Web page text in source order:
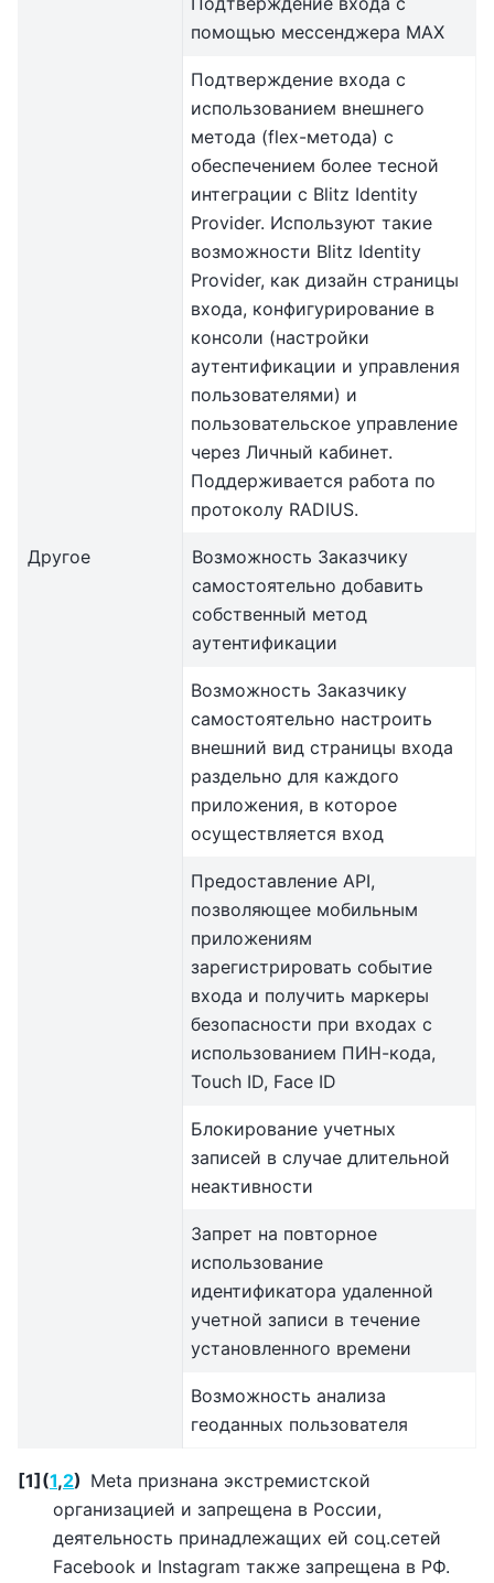
помощью мессенджера MAX
Подтверждение входа с
использованием внешнего
метода (flex-метода) с
обеспечением более тесной
интеграции c Blitz Identity
Provider. Используют такие
возможности Blitz Identity
Provider, как дизайн страницы
входа, конфигурирование в
консоли (настройки
аутентификации и управления
пользователями) и
пользовательское управление
через Личный кабинет.
Поддерживается работа по
протоколу RADIUS.
Другое
Возможность Заказчику
самостоятельно добавить
собственный метод
аутентификации
Возможность Заказчику
самостоятельно настроить
внешний вид страницы входа
раздельно для каждого
приложения, в которое
осуществляется вход
Предоставление API,
позволяющее мобильным
приложениям
зарегистрировать событие
входа и получить маркеры
безопасности при входах с
использованием ПИН-кода,
Touch ID, Face ID
Блокирование учетных
записей в случае длительной
неактивности
Запрет на повторное
использование
идентификатора удаленной
учетной записи в течение
установленного времени
Возможность анализа
геоданных пользователя
[1](1,2) Meta признана экстремистской
организацией и запрещена в России,
деятельность принадлежащих ей соц.сетей
Facebook и Instagram также запрещена в РФ.